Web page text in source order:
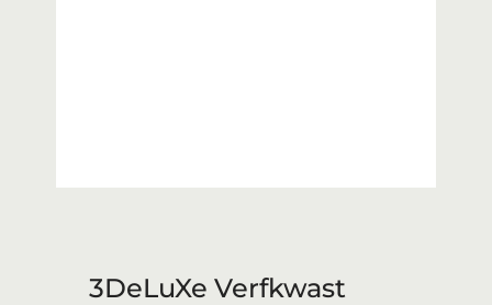
3DeLuXe Verfkwast